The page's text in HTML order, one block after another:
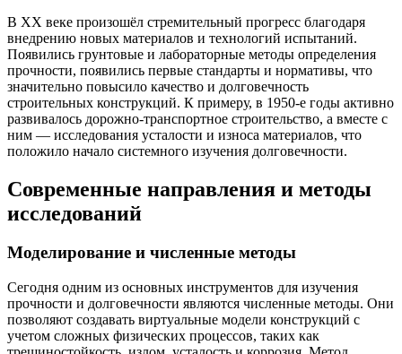
В XX веке произошёл стремительный прогресс благодаря
внедрению новых материалов и технологий испытаний.
Появились грунтовые и лабораторные методы определения
прочности, появились первые стандарты и нормативы, что
значительно повысило качество и долговечность
строительных конструкций. К примеру, в 1950-е годы активно
развивалось дорожно-транспортное строительство, а вместе с
ним — исследования усталости и износа материалов, что
положило начало системного изучения долговечности.
Современные направления и методы
исследований
Моделирование и численные методы
Сегодня одним из основных инструментов для изучения
прочности и долговечности являются численные методы. Они
позволяют создавать виртуальные модели конструкций с
учетом сложных физических процессов, таких как